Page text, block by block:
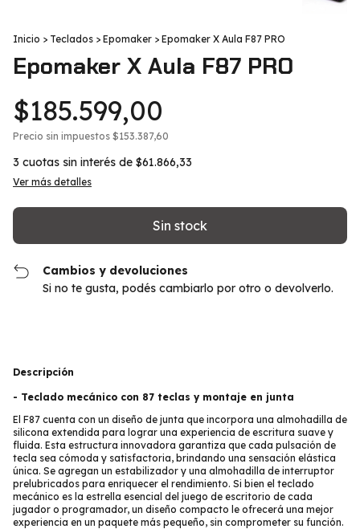
Inicio > Teclados > Epomaker > Epomaker X Aula F87 PRO
Epomaker X Aula F87 PRO
$185.599,00
Precio sin impuestos $153.387,60
3 cuotas sin interés de $61.866,33
Ver más detalles
Cambios y devoluciones
Si no te gusta, podés cambiarlo por otro o devolverlo.
Descripción
- Teclado mecánico con 87 teclas y montaje en junta
El F87 cuenta con un diseño de junta que incorpora una almohadilla de
silicona extendida para lograr una experiencia de escritura suave y
fluida. Esta estructura innovadora garantiza que cada pulsación de
tecla sea cómoda y satisfactoria, brindando una sensación elástica
única. Se agregan un estabilizador y una almohadilla de interruptor
prelubricados para enriquecer el rendimiento. Si bien el teclado
mecánico es la estrella esencial del juego de escritorio de cada
jugador o programador, un diseño compacto le ofrecerá una mejor
experiencia en un paquete más pequeño, sin comprometer su función.